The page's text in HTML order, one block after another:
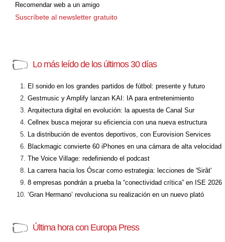
Recomendar web a un amigo
Suscríbete al newsletter gratuito
Lo más leído de los últimos 30 días
El sonido en los grandes partidos de fútbol: presente y futuro
Gestmusic y Amplify lanzan KAI: IA para entretenimiento
Arquitectura digital en evolución: la apuesta de Canal Sur
Cellnex busca mejorar su eficiencia con una nueva estructura
La distribución de eventos deportivos, con Eurovision Services
Blackmagic convierte 60 iPhones en una cámara de alta velocidad
The Voice Village: redefiniendo el podcast
La carrera hacia los Óscar como estrategia: lecciones de 'Sirât'
8 empresas pondrán a prueba la “conectividad crítica” en ISE 2026
‘Gran Hermano’ revoluciona su realización en un nuevo plató
Última hora con Europa Press